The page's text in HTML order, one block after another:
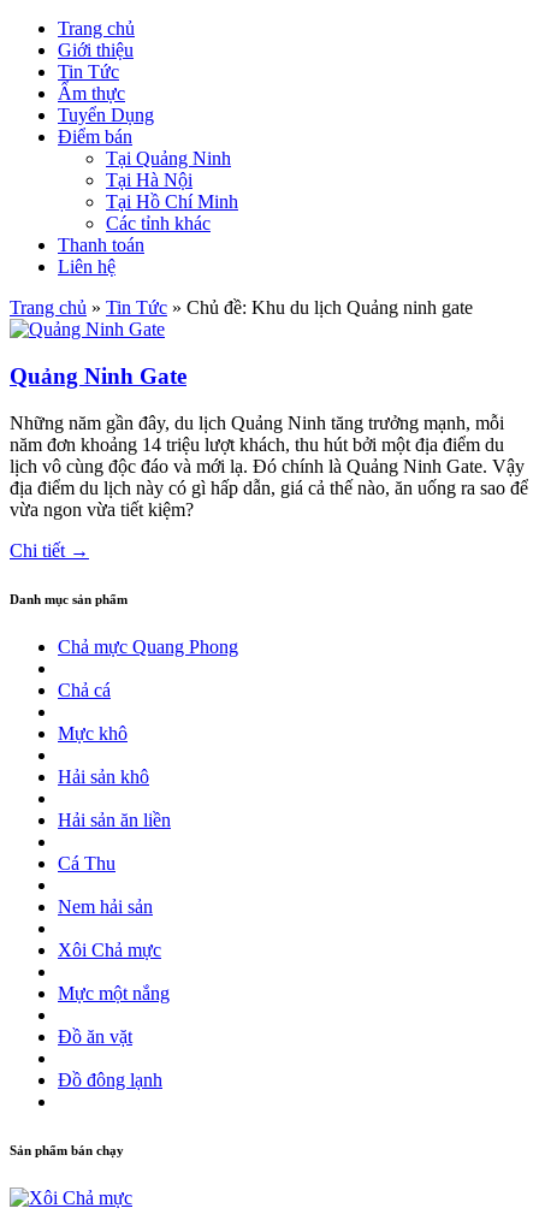
Trang chủ
Giới thiệu
Tin Tức
Ẩm thực
Tuyển Dụng
Điểm bán
Tại Quảng Ninh
Tại Hà Nội
Tại Hồ Chí Minh
Các tỉnh khác
Thanh toán
Liên hệ
Trang chủ » Tin Tức » Chủ đề: Khu du lịch Quảng ninh gate
Quảng Ninh Gate
Những năm gần đây, du lịch Quảng Ninh tăng trưởng mạnh, mỗi
năm đơn khoảng 14 triệu lượt khách, thu hút bởi một địa điểm du
lịch vô cùng độc đáo và mới lạ. Đó chính là Quảng Ninh Gate. Vậy
địa điểm du lịch này có gì hấp dẫn, giá cả thế nào, ăn uống ra sao để
vừa ngon vừa tiết kiệm?
Chi tiết →
Danh mục sản phẩm
Chả mực Quang Phong
Chả cá
Mực khô
Hải sản khô
Hải sản ăn liền
Cá Thu
Nem hải sản
Xôi Chả mực
Mực một nắng
Đồ ăn vặt
Đồ đông lạnh
Sản phẩm bán chạy